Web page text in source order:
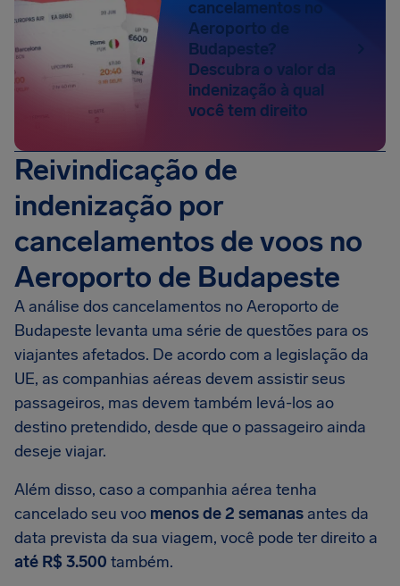
cancelamentos no
Aeroporto de
Budapeste?
Descubra o valor da
indenização à qual
você tem direito
Reivindicação de
indenização por
cancelamentos de voos no
Aeroporto de Budapeste
A análise dos cancelamentos no Aeroporto de
Budapeste levanta uma série de questões para os
viajantes afetados. De acordo com a legislação da
UE, as companhias aéreas devem assistir seus
passageiros, mas devem também levá-los ao
destino pretendido, desde que o passageiro ainda
deseje viajar.
Além disso, caso a companhia aérea tenha
cancelado seu voo menos de 2 semanas antes da
data prevista da sua viagem, você pode ter direito a
até R$ 3.500 também.